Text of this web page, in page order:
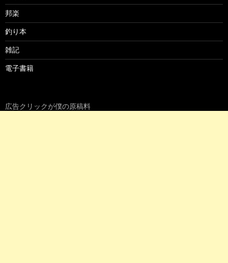
邦楽
釣り本
雑記
電子書籍
広告クリックが僕の原稿料